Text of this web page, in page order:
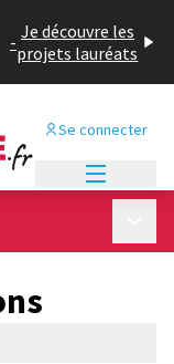
- Je découvre les
projets lauréats
Se connecter